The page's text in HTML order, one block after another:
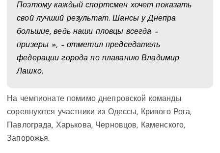
Поэтому каждый спортсмен хочет показать
свой лучший результат. Шансы у Днепра
большие, ведь наши пловцы всегда –
призеры », – отметил председатель
федерации города по плаванию Владимир
Лашко.
На чемпионате помимо днепровской команды
соревнуются участники из Одессы, Кривого Рога,
Павлограда, Харькова, Черновцов, Каменского,
Запорожья.